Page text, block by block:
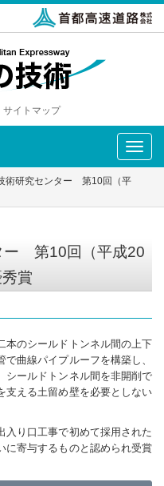
サイトマップ
Toggle
術研究センター 第10回（平
ー 第10回（平成20
賞
本のシールドトンネル間の上下
曲線パイプルーフを構築し、
シールドトンネル間を非開削で
支える土留め壁を必要としない
入り口工事で初めて採用された
に寄与するものと認められ受賞